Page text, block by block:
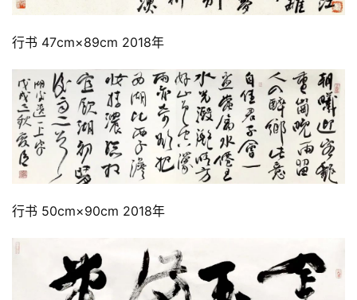
行书 47cm×89cm 2018年
行书 50cm×90cm 2018年